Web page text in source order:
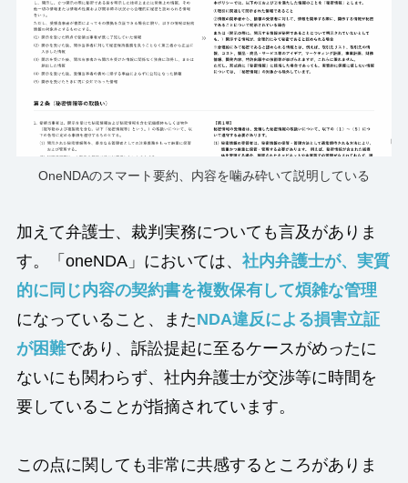
OneNDAのスマート要約、内容を噛み砕いて説明している
加えて弁護士、裁判実務についても言及がありま
す。「oneNDA」においては、 社内弁護士が、実質
的に同じ内容の契約書を複数保有して煩雑な管理
になっていること、またNDA違反による損害立証
が困難であり、訴訟提起に至るケースがめったに
ないにも関わらず、社内弁護士が交渉等に時間を
要していることが指摘されています。
この点に関しても非常に共感するところがありま